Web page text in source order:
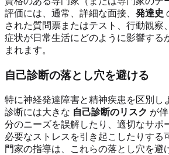
評価には、通常、詳細な面接、 発達史
された質問票またはテスト、行動観察
症状が日常生活にどのように影響する
まれます。
自己診断の落とし穴を避ける
特に神経発達障害と精神疾患を区別し
診断には大きな 自己診断のリスク が
分のニーズを誤解したり、適切なサポ
必要なストレスを引き起こしたりする
門家の指導は、これらの落とし穴を避